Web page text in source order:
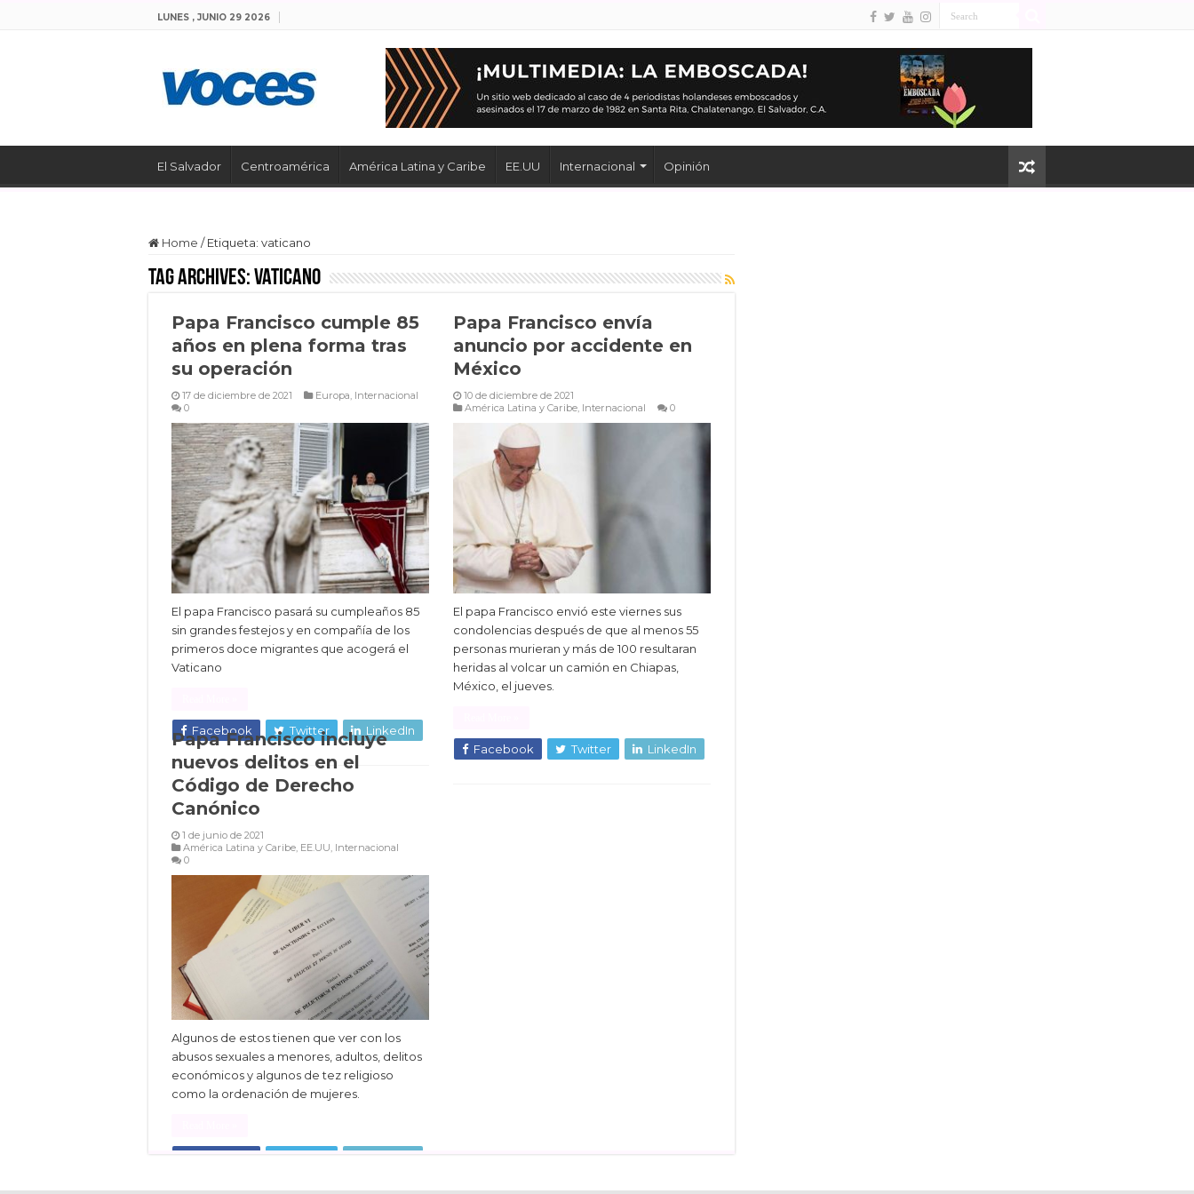
LUNES , JUNIO 29 2026
El Salvador Centroamérica América Latina y Caribe EE.UU Internacional Opinión
Home / Etiqueta: vaticano
Tag Archives:vaticano
Papa Francisco cumple 85
años en plena forma tras
su operación
17 de diciembre de 2021 Europa, Internacional
0
El papa Francisco pasará su cumpleaños 85
sin grandes festejos y en compañía de los
primeros doce migrantes que acogerá el
Vaticano
Facebook Twitter LinkedIn
Papa Francisco envía
anuncio por accidente en
México
10 de diciembre de 2021
América Latina y Caribe, Internacional 0
El papa Francisco envió este viernes sus
condolencias después de que al menos 55
personas murieran y más de 100 resultaran
heridas al volcar un camión en Chiapas,
México, el jueves.
Facebook Twitter LinkedIn
Papa Francisco incluye
nuevos delitos en el
Código de Derecho
Canónico
1 de junio de 2021
América Latina y Caribe, EE.UU, Internacional
0
Algunos de estos tienen que ver con los
abusos sexuales a menores, adultos, delitos
económicos y algunos de tez religioso
como la ordenación de mujeres.